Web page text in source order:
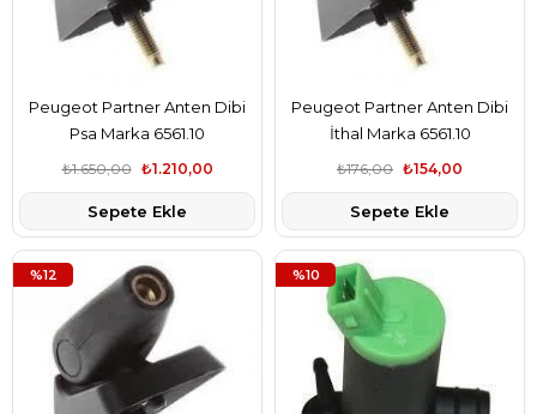
Peugeot Partner Anten Dibi
Psa Marka 6561.10
₺1.210,00
₺1.650,00
Sepete Ekle
Peugeot Partner Anten Dibi
İthal Marka 6561.10
₺154,00
₺176,00
Sepete Ekle
%12 %10